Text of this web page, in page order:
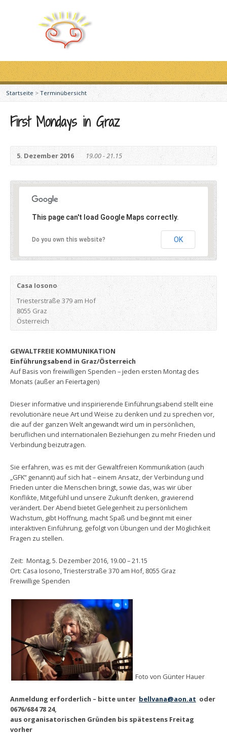
Startseite>Terminübersicht
First Mondays in Graz
5. Dezember 2016 19.00 - 21.15
This page can't load Google Maps correctly.
Do you own this website? OK
Casa Iosono
Triesterstraße 379 am Hof
8055 Graz
Österreich
GEWALTFREIE KOMMUNIKATION
Einführungsabend in Graz/Österreich
Auf Basis von freiwilligen Spenden – jeden ersten Montag des
Monats (außer an Feiertagen)
Dieser informative und inspirierende Einführungsabend stellt eine
revolutionäre neue Art und Weise zu denken und zu sprechen vor,
die auf der ganzen Welt angewandt wird um in persönlichen,
beruflichen und internationalen Beziehungen zu mehr Frieden und
Verbindung beizutragen.
Sie erfahren, was es mit der Gewaltfreien Kommunikation (auch
„GFK“ genannt) auf sich hat – einem Ansatz, der Verbindung und
Frieden unter die Menschen bringt, sowie das, was wir über
Konflikte, Mitgefühl und unsere Zukunft denken, gravierend
verändert. Der Abend bietet Gelegenheit zu persönlichem
Wachstum, gibt Hoffnung, macht Spaß und beginnt mit einer
interaktiven Einführung, gefolgt von Übungen und der Möglichkeit
Fragen zu stellen.
Zeit: Montag, 5. Dezember 2016, 19.00 – 21.15
Ort: Casa Iosono, Triesterstraße 370 am Hof, 8055 Graz
Freiwillige Spenden
Foto von Günter Hauer
Anmeldung erforderlich – bitte unter bellvana@aon.at oder
0676/684 78 24,
aus organisatorischen Gründen bis spätestens Freitag
vorher